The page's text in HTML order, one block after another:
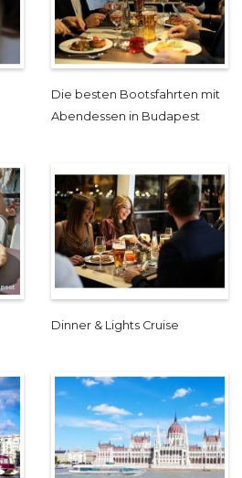
Die besten Bootsfahrten mit
Abendessen in Budapest
Dinner & Lights Cruise